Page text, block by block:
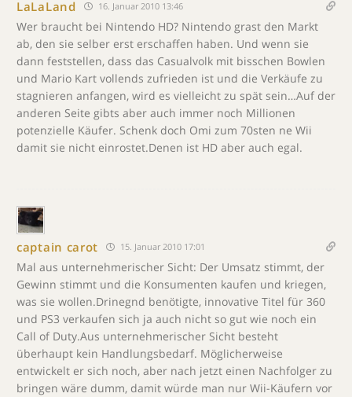
LaLaLand 16. Januar 2010 13:46
Wer braucht bei Nintendo HD? Nintendo grast den Markt
ab, den sie selber erst erschaffen haben. Und wenn sie
dann feststellen, dass das Casualvolk mit bisschen Bowlen
und Mario Kart vollends zufrieden ist und die Verkäufe zu
stagnieren anfangen, wird es vielleicht zu spät sein…Auf der
anderen Seite gibts aber auch immer noch Millionen
potenzielle Käufer. Schenk doch Omi zum 70sten ne Wii
damit sie nicht einrostet.Denen ist HD aber auch egal.
captain carot 15. Januar 2010 17:01
Mal aus unternehmerischer Sicht: Der Umsatz stimmt, der
Gewinn stimmt und die Konsumenten kaufen und kriegen,
was sie wollen.Drinegnd benötigte, innovative Titel für 360
und PS3 verkaufen sich ja auch nicht so gut wie noch ein
Call of Duty.Aus unternehmerischer Sicht besteht
überhaupt kein Handlungsbedarf. Möglicherweise
entwickelt er sich noch, aber nach jetzt einen Nachfolger zu
bringen wäre dumm, damit würde man nur Wii-Käufern vor